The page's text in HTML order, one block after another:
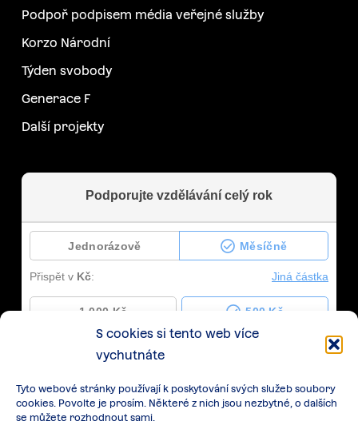
S cookies si tento web více
vychutnáte
Tyto webové stránky používají k poskytování svých služeb soubory
cookies. Povolte je prosím. Některé z nich jsou nezbytné, o dalších
se můžete rozhodnout sami.
Podpoř podpisem média veřejné služby
Korzo Národní
Týden svobody
Generace F
Další projekty